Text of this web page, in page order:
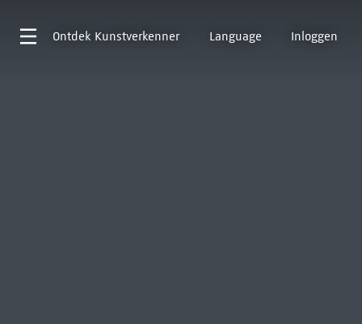
Ontdek Kunstverkenner Language Inloggen